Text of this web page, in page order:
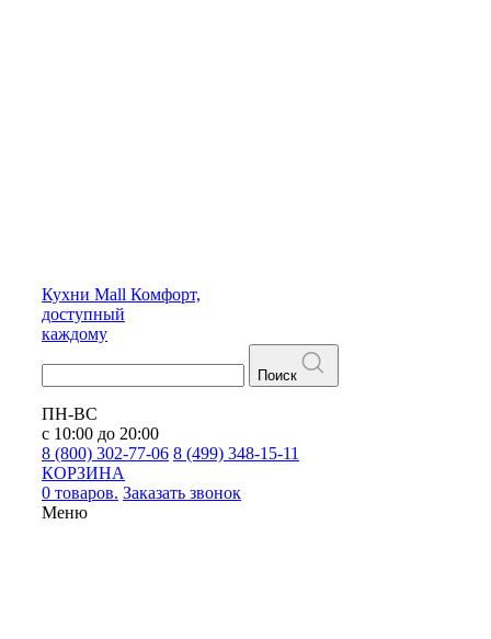
Кухни Mall Комфорт,
доступный
каждому
Поиск
ПН-ВС
с 10:00 до 20:00
8 (800) 302-77-06 8 (499) 348-15-11
КОРЗИНА
0 товаров. Заказать звонок
Меню